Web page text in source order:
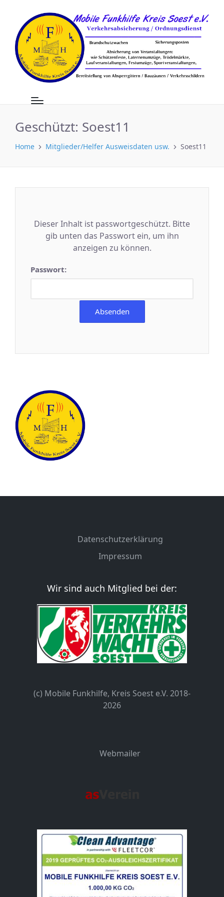
Geschützt: Soest11
Home Mitglieder/Helfer Ausweisdaten usw. Soest11
Dieser Inhalt ist passwortgeschützt. Bitte
gib unten das Passwort ein, um ihn
anzeigen zu können.
Passwort:
Datenschutzerklärung
Impressum
Wir sind auch Mitglied bei der:
(c) Mobile Funkhilfe, Kreis Soest e.V. 2018-
2026
Webmailer